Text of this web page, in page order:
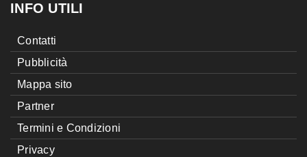
INFO UTILI
Contatti
Pubblicità
Mappa sito
Partner
Termini e Condizioni
Privacy